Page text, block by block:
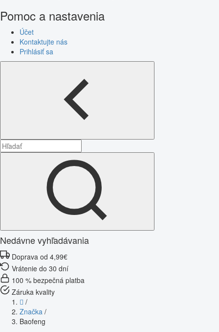
Pomoc a nastavenia
Účet
Kontaktujte nás
Prihlásiť sa
Nedávne vyhľadávania
Doprava od 4,99€
Vrátenie do 30 dní
100 % bezpečná platba
Záruka kvality
/
Značka /
Baofeng